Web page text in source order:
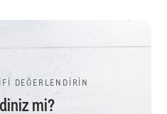
DEĞERLENDİRİN
mi?